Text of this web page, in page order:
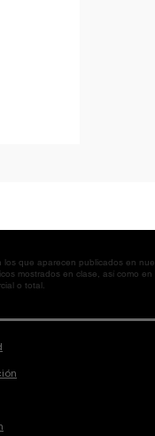
que aparecen publicados en
mostrados en clase, así como
o total.